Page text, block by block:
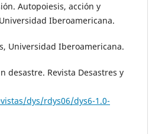
Autopoiesis, acción y
Iberoamericana.
Universidad Iberoamericana.
desastre. Revista Desastres y
dys/rdys06/dys6-1.0-